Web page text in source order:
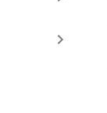
keyboard_arrow_right